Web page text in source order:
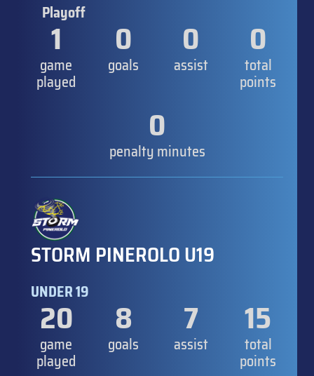
Playoff
1
game
played
0
goals
0
assist
0
total
points
0
penalty minutes
STORM PINEROLO U19
UNDER 19
20
game
played
8
goals
7
assist
15
total
points